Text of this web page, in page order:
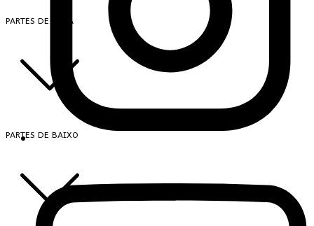
PARTES DE CIMA
PARTES DE BAIXO